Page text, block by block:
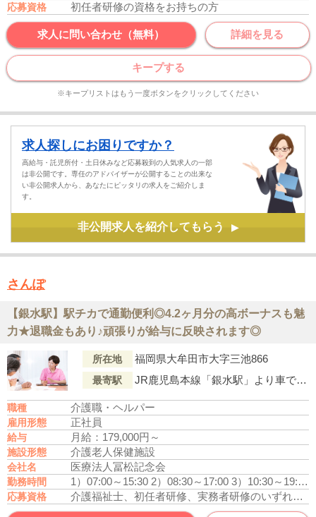
応募資格 初任者研修の資格をお持ちの方
求人に問い合わせ（無料） 詳細を見る
キープする
※キープリストはもう一度ボタンをクリックしてください
求人探しにお困りですか？
高給与・託児所付・土日休みなど応募殺到の人気求人の一部
は非公開です。専任のアドバイザーが公開することの出来な
い非公開求人から、あなたにピッタリの求人をご紹介しま
す。
非公開求人を紹介してもらう ▶
さんぽ
【銀水駅】駅チカで通勤便利◎4.2ヶ月分の高ボーナスも魅
力★退職金もあり♪頑張りが給与に反映されます◎
所在地 福岡県大牟田市大字三池866
最寄駅 JR鹿児島本線「銀水駅」より車で5分
職種 介護職・ヘルパー
雇用形態 正社員
給与 月給：179,000円～
施設形態 介護老人保健施設
会社名 医療法人冨松記念会
勤務時間 1）07:00～15:30 2）08:30～17:00 3）10:30～19:00
応募資格 介護福祉士、初任者研修、実務者研修のいずれかの資格をお持ちの方